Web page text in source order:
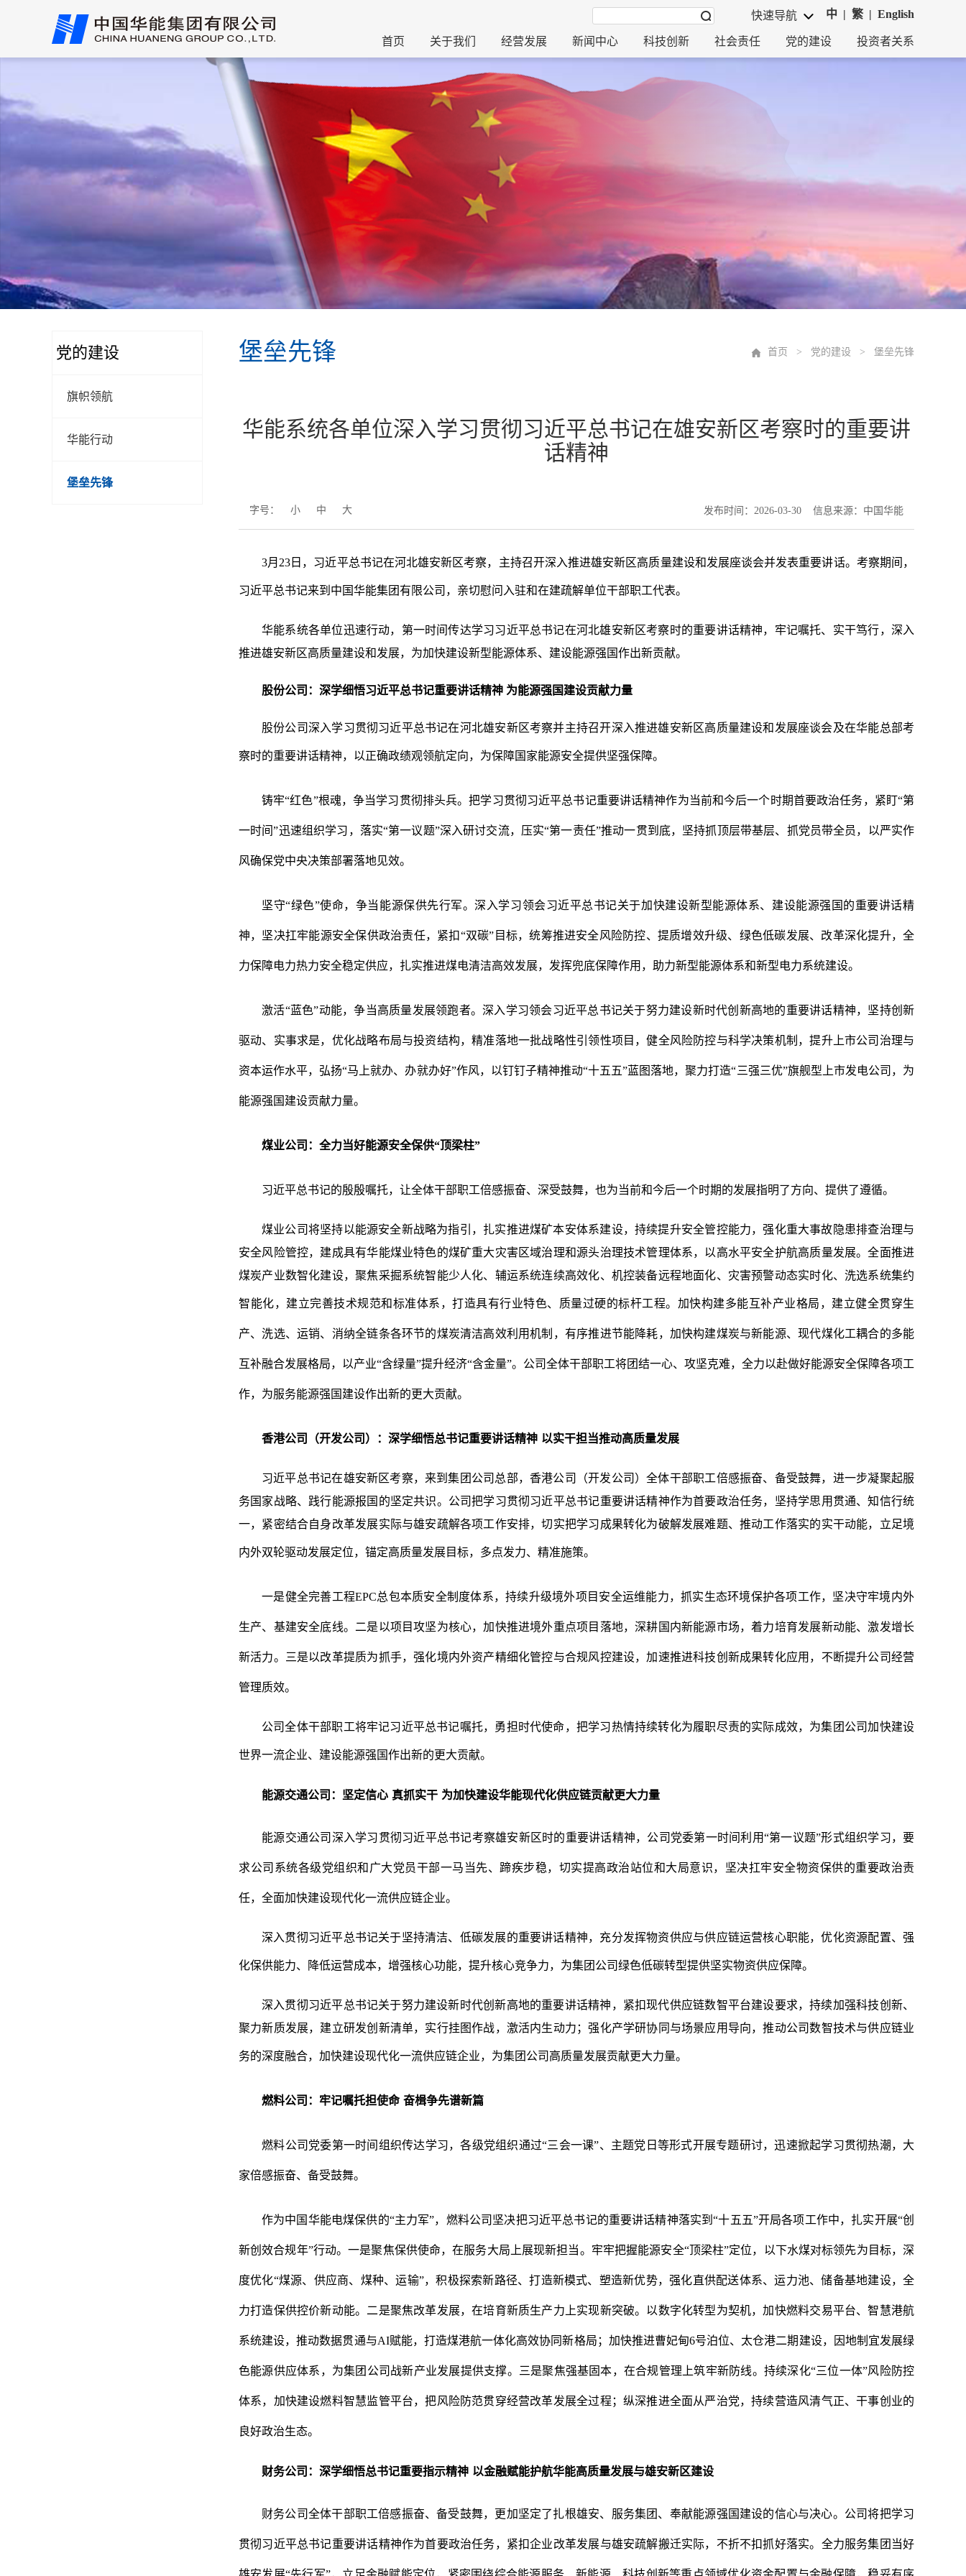
快速导航 中 | 繁 | English
首页 关于我们 经营发展 新闻中心 科技创新 社会责任 党的建设 投资者关系
党的建设
旗帜领航
华能行动
华能行动
堡垒先锋
堡垒先锋 首页 > 党的建设 > 堡垒先锋
华能系统各单位深入学习贯彻习近平总书记在雄安新区考察时的重要讲
话精神
字号： 小 中 大 发布时间：2026-03-30 信息来源：中国华能
3月23日，习近平总书记在河北雄安新区考察，主持召开深入推进雄安新区高质量建设和发展座谈会并发表重要讲话。考察期间，
习近平总书记来到中国华能集团有限公司，亲切慰问入驻和在建疏解单位干部职工代表。
华能系统各单位迅速行动，第一时间传达学习习近平总书记在河北雄安新区考察时的重要讲话精神，牢记嘱托、实干笃行，深入
推进雄安新区高质量建设和发展，为加快建设新型能源体系、建设能源强国作出新贡献。
股份公司： 深学细悟习近平总书记重要讲话精神 为能源强国建设贡献力量
股份公司深入学习贯彻习近平总书记在河北雄安新区考察并主持召开深入推进雄安新区高质量建设和发展座谈会及在华能总部考
察时的重要讲话精神，以正确政绩观领航定向，为保障国家能源安全提供坚强保障。
铸牢“红色”根魂，争当学习贯彻排头兵。把学习贯彻习近平总书记重要讲话精神作为当前和今后一个时期首要政治任务，紧盯“第
一时间”迅速组织学习，落实“第一议题”深入研讨交流，压实“第一责任”推动一贯到底，坚持抓顶层带基层、抓党员带全员，以严实作
风确保党中央决策部署落地见效。
坚守“绿色”使命，争当能源保供先行军。深入学习领会习近平总书记关于加快建设新型能源体系、建设能源强国的重要讲话精
神，坚决扛牢能源安全保供政治责任，紧扣 “双碳”目标，统筹推进安全风险防控、提质增效升级、绿色低碳发展、改革深化提升，全
力保障电力热力安全稳定供应，扎实推进煤电清洁高效发展，发挥兜底保障作用，助力新型能源体系和新型电力系统建设。
激活“蓝色”动能，争当高质量发展领跑者。 深入学习领会习近平总书记关于努力建设新时代创新高地的重要讲话精神，坚持创新
驱动、实事求是，优化战略布局与投资结构，精准落地一批战略性引领性项目，健全风险防控与科学决策机制，提升上市公司治理与
资本运作水平，弘扬“马上就办、办就办好”作风，以钉钉子精神推动“十五五”蓝图落地，聚力打造“三强三优”旗舰型上市发电公司，为
能源强国建设贡献力量。
煤业公司：全力当好能源安全保供“顶梁柱”
习近平总书记的殷殷嘱托，让全体干部职工倍感振奋、深受鼓舞，也为当前和今后一个时期的发展指明了方向、提供了遵循。
煤业公司将坚持以能源安全新战略为指引， 扎实推进煤矿本安体系建设， 持续提升安全管控能力，强化重大事故隐患排查治理与
安全风险管控，建成具有华能煤业特色的煤矿重大灾害区域治理和源头治理技术管理体系，以高水平安全护航高质量发展。全面推进
煤炭产业数智化建设，聚焦采掘系统智能少人化、辅运系统连续高效化、机控装备远程地面化、灾害预警动态实时化、洗选系统集约
智能化，建立完善技术规范和标准体系，打造具有行业特色、质量过硬的标杆工程。 加快构建多能互补产业格局， 建立健全贯穿生
产、洗选、运销、消纳全链条各环节的煤炭清洁高效利用机制，有序推进节能降耗，加快构建煤炭与新能源、现代煤化工耦合的多能
互补融合发展格局，以产业“含绿量”提升经济“含金量”。公司全体干部职工将团结一心、攻坚克难，全力以赴做好能源安全保障各项工
作，为服务能源强国建设作出新的更大贡献。
香港公司（开发公司） ： 深学细悟总书记重要讲话精神 以实干担当推动高质量发展
习近平总书记在雄安新区考察，来到集团公司总部，香港公司（开发公司）全体干部职工倍感振奋、备受鼓舞，进一步凝聚起服
务国家战略、践行能源报国的坚定共识。公司把学习贯彻习近平总书记重要讲话精神作为首要政治任务，坚持学思用贯通、知信行统
一，紧密结合自身改革发展实际与雄安疏解各项工作安排，切实把学习成果转化为破解发展难题、推动工作落实的实干动能，立足境
内外双轮驱动发展定位，锚定高质量发展目标，多点发力、精准施策。
一是健全完善工程EPC总包本质安全制度体系，持续升级境外项目安全运维能力，抓实生态环境保护各项工作，坚决守牢境内外
生产、基建安全底线。二是以项目攻坚为核心，加快推进境外重点项目落地，深耕国内新能源市场，着力培育发展新动能、激发增长
新活力。三是以改革提质为抓手，强化境内外资产精细化管控与合规风控建设，加速推进科技创新成果转化应用，不断提升公司经营
管理质效。
公司全体干部职工将牢记习近平总书记嘱托，勇担时代使命，把学习热情持续转化为履职尽责的实际成效，为集团公司加快建设
世界一流企业、建设能源强国作出新的更大贡献。
能源交通公司 ： 坚定信心 真抓实干 为加快建设华能现代化供应链贡献更大力量
能源交通公司深入学习贯彻习近平总书记考察雄安新区时的重要讲话精神，公司党委第一时间利用“第一议题”形式组织学习，要
求公司系统各级党组织和广大党员干部一马当先、蹄疾步稳，切实提高政治站位和大局意识，坚决扛牢安全物资保供的重要政治责
任，全面加快建设现代化一流供应链企业。
深入贯彻习近平总书记关于坚持清洁、低碳发展的重要讲话精神，充分发挥物资供应与供应链运营核心职能，优化资源配置、强
化保供能力、降低运营成本，增强核心功能，提升核心竞争力，为集团公司绿色低碳转型提供坚实物资供应保障。
深入贯彻习近平总书记关于努力建设新时代创新高地的重要讲话精神，紧扣现代供应链数智平台建设要求，持续加强科技创新、
聚力新质发展，建立研发创新清单， 实行挂图作战，激活内生动力；强化产学研协同与场景应用导向，推动公司数智技术与供应链业
务的深度融合，加快建设现代化一流供应链企业，为集团公司高质量发展贡献更大力量。
燃料公司 ： 牢记嘱托担使命 奋楫争先谱新篇
燃料公司党委第一时间组织传达学习，各级党组织通过“三会一课”、主题党日等形式开展专题研讨，迅速掀起学习贯彻热潮，大
家倍感振奋、备受鼓舞。
作为中国华能电煤保供的“主力军”，燃料公司坚决把习近平总书记的重要讲话精神落实到“十五五”开局各项工作中，扎实开展“创
新创效合规年”行动。一是聚焦保供使命，在服务大局上展现新担当。牢牢把握能源安全“顶梁柱”定位，以下水煤对标领先为目标，深
度优化“煤源、供应商、煤种、运输”，积极探索新路径、打造新模式、塑造新优势，强化直供配送体系、运力池、储备基地建设，全
力打造保供控价新动能。二是聚焦改革发展，在培育新质生产力上实现新突破。以数字化转型为契机，加快燃料交易平台、智慧港航
系统建设，推动数据贯通与AI赋能，打造煤港航一体化高效协同新格局；加快推进曹妃甸6号泊位、太仓港二期建设，因地制宜发展绿
色能源供应体系，为集团公司战新产业发展提供支撑。三是聚焦强基固本，在合规管理上筑牢新防线。持续深化“三位一体”风险防控
体系，加快建设燃料智慧监管平台，把风险防范贯穿经营改革发展全过程；纵深推进全面从严治党，持续营造风清气正、干事创业的
良好政治生态。
财务公司 ： 深学细悟总书记重要指示精神 以金融赋能护航华能高质量发展与雄安新区建设
财务公司全体干部职工倍感振奋、备受鼓舞，更加坚定了扎根雄安、服务集团、奉献能源强国建设的信心与决心。公司将把学习
贯彻习近平总书记重要讲话精神作为首要政治任务，紧扣企业改革发展与雄安疏解搬迁实际，不折不扣抓好落实。全力服务集团当好